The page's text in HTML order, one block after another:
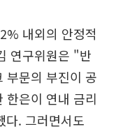
내외의 안정적
연구위원은 "반
부문의 부진이 공
한은이 연내 금리
다. 그러면서도